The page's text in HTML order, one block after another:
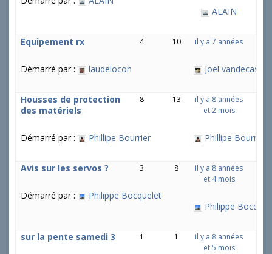
ALAIN
Equipement rx
Démarré par : laudelocon
4 10 il y a 7 années
Joël
Housses de protection
des matériels
Démarré par : Phillipe Bourrier
8 13
il y a 8 années
et 2 mois
Phillipe Bourrier
Avis sur les servos ?
Démarré par : Philippe Bocquelet
3 8
il y a 8 années
et 4 mois
Philippe
sur la pente samedi 3 1 1
il y a 8 années
et 5 mois